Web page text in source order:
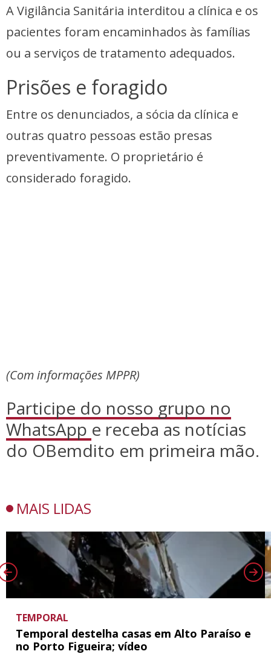
A Vigilância Sanitária interditou a clínica e os
pacientes foram encaminhados às famílias
ou a serviços de tratamento adequados.
Prisões e foragido
Entre os denunciados, a sócia da clínica e
outras quatro pessoas estão presas
preventivamente. O proprietário é
considerado foragido.
(Com informações MPPR)
Participe do nosso grupo no
WhatsApp e receba as notícias
do OBemdito em primeira mão.
MAIS LIDAS
TEMPORAL
Temporal destelha casas em Alto Paraíso e
no Porto Figueira; vídeo